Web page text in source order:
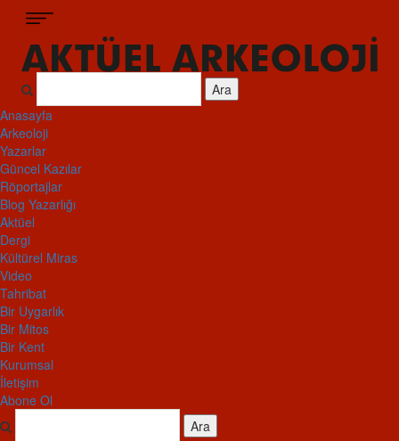
Ara
Anasayfa
Arkeoloji
Yazarlar
Güncel Kazılar
Röportajlar
Blog Yazarlığı
Aktüel
Dergi
Kültürel Miras
Video
Tahribat
Bir Uygarlık
Bir Mitos
Bir Kent
Kurumsal
İletişim
Abone Ol
Ara